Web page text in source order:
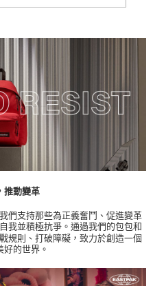
推動變革
們支持那些為正義奮鬥、促進變革
我並積極抗爭。通過我們的包包和
規則、打破障礙，致力於創造一個
好的世界。